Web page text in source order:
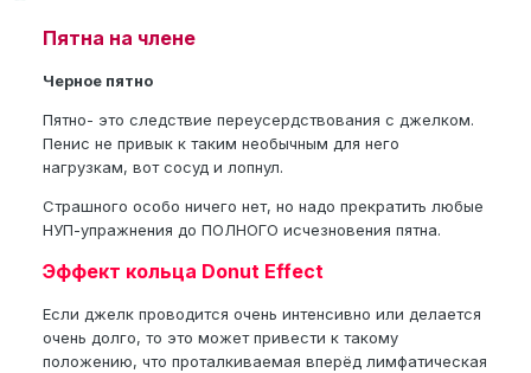
Пятна на члене
Черное пятно
Пятно- это следствие переусердствования с джелком.
Пенис не привык к таким необычным для него
нагрузкам, вот сосуд и лопнул.
Страшного особо ничего нет, но надо прекратить любые
НУП-упражнения до ПОЛНОГО исчезновения пятна.
Эффект кольца Donut Effect
Если джелк проводится очень интенсивно или делается
очень долго, то это может привести к такому
положению, что проталкиваемая вперёд лимфатическая